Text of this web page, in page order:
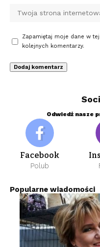
Zapamiętaj moje dane w
kolejnych komentarzy.
Odwiedź nasze
Facebook
Polub
Popularne wiadomości